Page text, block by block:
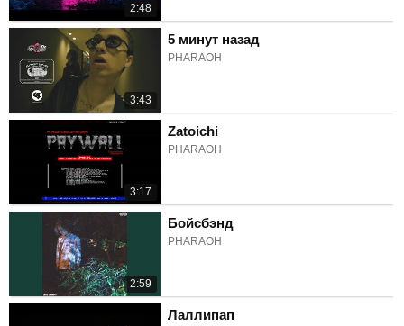
2:48
3:43
5 минут назад
PHARAOH
3:17
Zatoichi
PHARAOH
2:59
Бойсбэнд
PHARAOH
Лаллипап